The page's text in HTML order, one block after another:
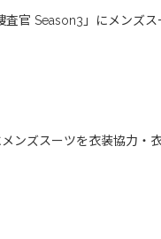
官 Season3」にメンズ
ンズスーツを衣装協力・